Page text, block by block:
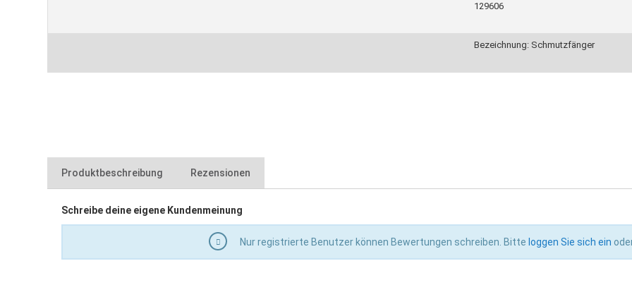
129606
Bezeichnung: Schmutzfänger
Produktbeschreibung
fürblizz-z Waschset Profi Clean
Rezensionen
Schreibe deine eigene Kundenmeinung
Nur registrierte Benutzer können Bewertungen schreiben. Bitte loggen Sie sich ein